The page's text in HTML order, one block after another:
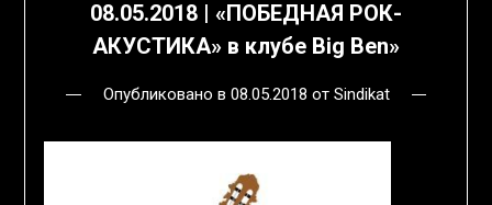
08.05.2018 | «ПОБЕДНАЯ РОК-
АКУСТИКА» в клубе Big Ben»
Опубликовано в 08.05.2018 от Sindikat